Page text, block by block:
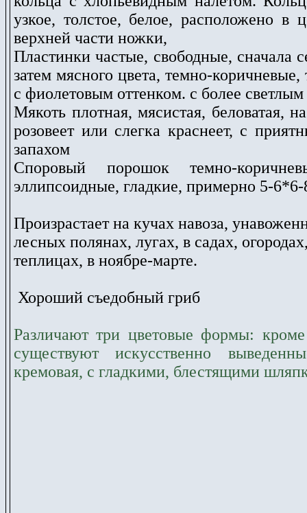
узкое, толстое, белое, расположено в
верхней части ножки,
Пластинки частые, свободные, сначала
затем мясного цвета, темно-
с фиолетовым оттенком. с более
Мякоть плотная, мясистая, беловатая,
розовеет или слегка краснеет, с
запахом
Споровый порошок темно-
эллипсоидные, гладкие, примерно 5-
Произрастает на кучах навоза,
лесных полянах, лугах, в садах,
теплицах, в ноябре-марте.
Хороший съедобный гриб
Различают три цветовые формы: кроме
существуют искусственно
кремовая, с гладкими, блестящими